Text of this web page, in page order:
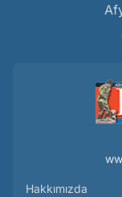
Hakkımızda